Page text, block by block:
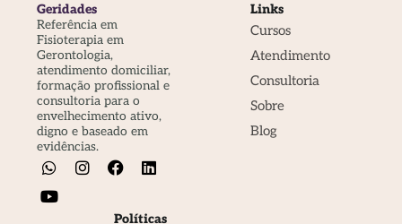
Geridades
Referência em
Fisioterapia em
Gerontologia,
atendimento domiciliar,
formação profissional e
consultoria para o
envelhecimento ativo,
digno e baseado em
evidências.
Links
Cursos
Atendimento
Consultoria
Sobre
Blog
Políticas